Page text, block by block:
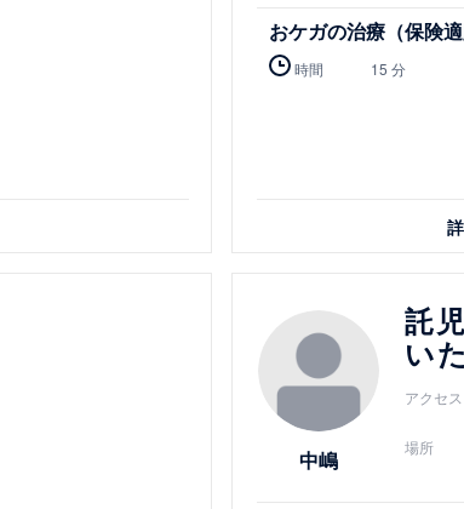
おケガの治療（保険適
時間 15 分
中嶋
託
い
アクセス
場所